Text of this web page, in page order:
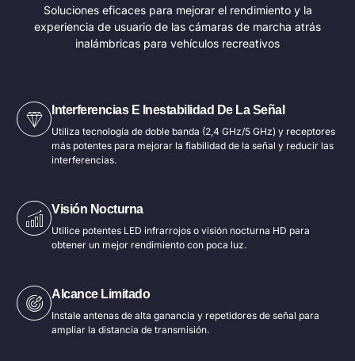
Soluciones eficaces para mejorar el rendimiento y la
experiencia de usuario de las cámaras de marcha atrás
inalámbricas para vehículos recreativos
Interferencias E Inestabilidad De La Señal
Utiliza tecnología de doble banda (2,4 GHz/5 GHz) y receptores
más potentes para mejorar la fiabilidad de la señal y reducir las
interferencias.
Visión Nocturna
Utilice potentes LED infrarrojos o visión nocturna HD para
obtener un mejor rendimiento con poca luz.
Alcance Limitado
Instale antenas de alta ganancia y repetidores de señal para
ampliar la distancia de transmisión.